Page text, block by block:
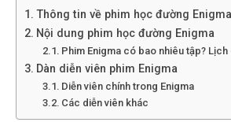
Thông tin về phim học đường Enigma
Nội dung phim học đường Enigma
Phim Enigma có bao nhiêu tập? Lịch
Dàn diễn viên phim Enigma
Diễn viên chính trong Enigma
Các diễn viên khác